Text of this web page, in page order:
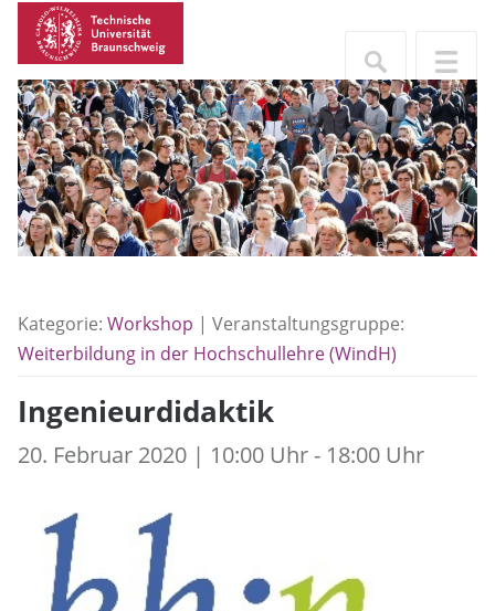
Kategorie: Workshop | Veranstaltungsgruppe:
Weiterbildung in der Hochschullehre (WindH)
Ingenieurdidaktik
20. Februar 2020 | 10:00 Uhr - 18:00 Uhr